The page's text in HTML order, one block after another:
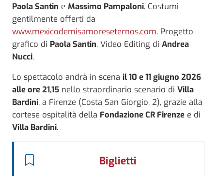
Paola Santin e Massimo Pampaloni. Costumi
gentilmente offerti da
www.mexicodemisamoreseternos.com. Progetto
grafico di Paola Santin. Video Editing di Andrea
Nucci.
Lo spettacolo andrà in scena il 10 e 11 giugno 2026
alle ore 21,15nello straordinario scenario di Villa
Bardini, a Firenze (Costa San Giorgio, 2), grazie alla
cortese ospitalità della Fondazione CR Firenzee di
Villa Bardini.
Biglietti